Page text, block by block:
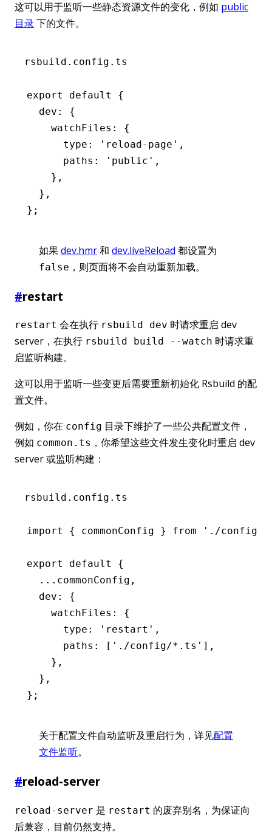
这可以用于监听一些静态资源文件的变化，例如 public
目录下的文件。
rsbuild.config.ts
export default
{
  dev
:
{
    watchFiles
:
{
      type
: 'reload-page' ,
      paths
: 'public' ,
    }
,
  }
,
};
如果dev.hmr和 dev.liveReload 都设置为
false ，则页面将不会自动重新加载。
#restart
restart 会在执行 rsbuild dev 时请求重启 dev
server，在执行 rsbuild build --watch 时请求重
启监听构建。
这可以用于监听一些变更后需要重新初始化 Rsbuild 的配
置文件。
例如，你在 config 目录下维护了一些公共配置文件，
例如 common.ts ，你希望这些文件发生变化时重启 dev
server 或监听构建：
rsbuild.config.ts
import { commonConfig } from './config/
export default
{
  ...
commonConfig ,
  dev
:
{
    watchFiles
:
{
      type
: 'restart' ,
      paths
: [ './config/*.ts' ] ,
    }
,
  }
,
};
关于配置文件自动监听及重启行为，详见配置
文件监听。
#reload-server
reload-server 是 restart 的废弃别名，为保证向
后兼容，目前仍然支持。